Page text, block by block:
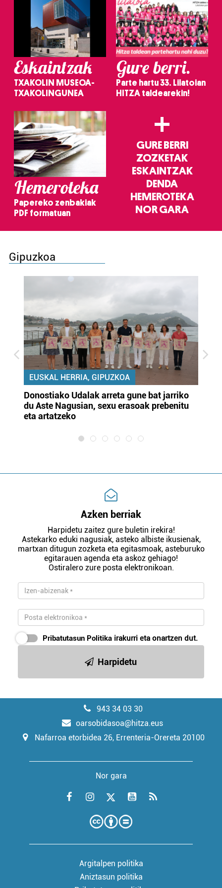
Eskaintzak
TXAKOLIN MUSEOA-
TXAKOLINGUNEA
Gure berri.
Parte hartu 33. Lilatoian
HITZA taldearekin!
Hemeroteka
Papereko zenbakiak
PDF formatuan
+
GURE BERRI
ZOZKETAK
ESKAINTZAK
DENDA
HEMEROTEKA
NOR GARA
Gipuzkoa
EUSKAL HERRIA, GIPUZKOA
Donostiako Udalak arreta gune bat jarriko
du Aste Nagusian, sexu erasoak prebenitu
eta artatzeko
Azken berriak
Harpidetu zaitez gure buletin irekira!
Astekarko eduki nagusiak, asteko albiste ikusienak,
martxan ditugun zozketa eta egitasmoak, asteburuko
egitarauen agenda eta askoz gehiago!
Ostiralero zure posta elektronikoan.
Pribatutasun Politika irakurri eta onartzen dut.
Harpidetu
943 34 03 30
oarsobidasoa@hitza.eus
Nafarroa etorbidea 26, Errenteria-Orereta 20100
Nor gara
Argitalpen politika
Aniztasun politika